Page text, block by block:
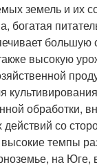
земель и их
богатая
большую
высокую
обработки,
действий со
темпы
на Юге,